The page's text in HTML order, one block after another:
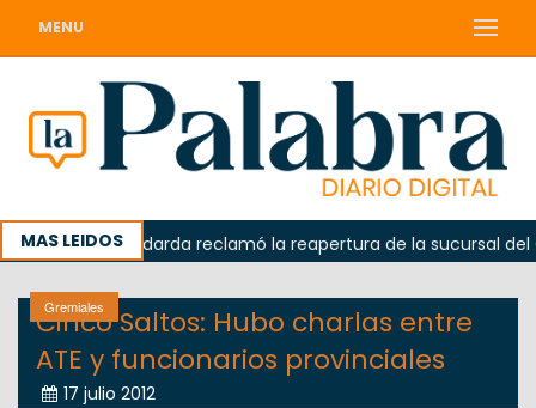
MENU
MAS LEIDOSOdarda reclamó la reapertura de la sucursal del
Gremiales
Cinco Saltos: Hubo charlas entre
ATE y funcionarios provinciales
17 julio 2012